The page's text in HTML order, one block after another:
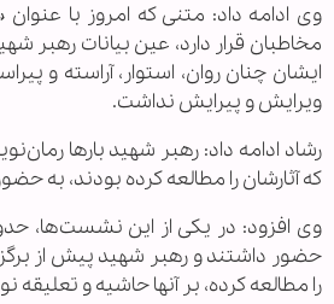
وی ادامه داد: متنی که امروز با عنوان
مخاطبان قرار دارد، عین بیانات رهبر
ایشان چنان روان، استوار، آراسته و
ویرایش و پیرایش نداشت.
رشاد ادامه داد: رهبر شهید بارها
که آثارشان را مطالعه کرده بودند، به
حضور داشتند و رهبر شهید پیش از
را مطالعه کرده، بر آنها حاشیه و تعلیقه